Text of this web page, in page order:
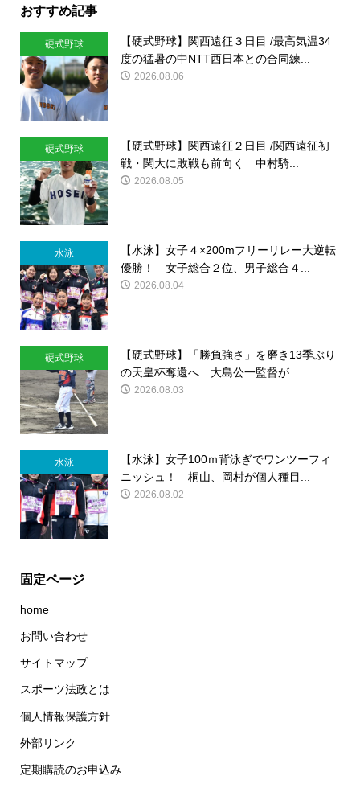
おすすめ記事
硬式野球
【硬式野球】関西遠征３日目 /最高気温34
度の猛暑の中NTT西日本との合同練...
2026.08.06
硬式野球
【硬式野球】関西遠征２日目 /関西遠征初
戦・関大に敗戦も前向く 中村騎...
2026.08.05
水泳
【水泳】女子４×200mフリーリレー大逆転
優勝！ 女子総合２位、男子総合４...
2026.08.04
硬式野球
【硬式野球】「勝負強さ」を磨き13季ぶり
の天皇杯奪還へ 大島公一監督が...
2026.08.03
水泳
【水泳】女子100ｍ背泳ぎでワンツーフィ
ニッシュ！ 桐山、岡村が個人種目...
2026.08.02
固定ページ
home
お問い合わせ
サイトマップ
スポーツ法政とは
個人情報保護方針
外部リンク
定期購読のお申込み